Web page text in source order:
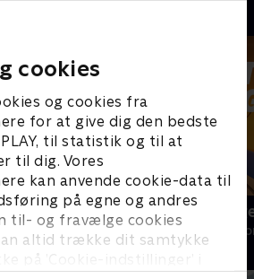
cookies
og cookies fra
for at give dig den bedste
til statistik og til at
til dig. Vores
kan anvende cookie-data til
på egne og andres
til- og fravælge cookies
altid trække dit samtykke
på ’Cookie-indstillinger’ i
Luftens
Drama • 3